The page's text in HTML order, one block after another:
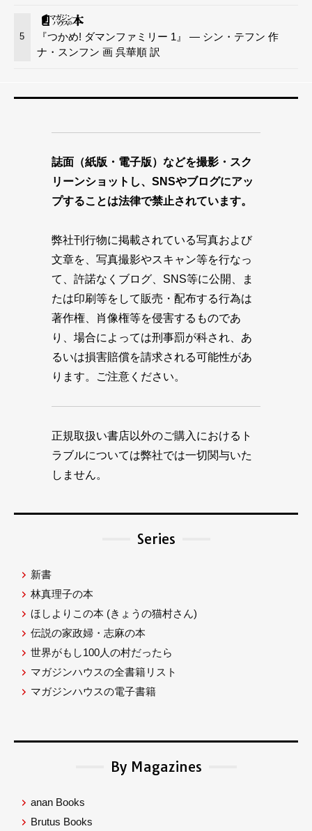
5
『つかめ! ダマンファミリー 1』 — シン・テフン 作
ナ・スンフン 画 呉華順 訳
誌面（紙版・電子版）などを撮影・スク
リーンショットし、SNSやブログにアッ
プすることは法律で禁止されています。
弊社刊行物に掲載されている写真および
文章を、写真撮影やスキャン等を行なっ
て、許諾なくブログ、SNS等に公開、ま
たは印刷等をして販売・配布する行為は
著作権、肖像権等を侵害するものであ
り、場合によっては刑事罰が科され、あ
るいは損害賠償を請求される可能性があ
ります。ご注意ください。
正規取扱い書店以外のご購入におけるト
ラブルについては弊社では一切関与いた
しません。
Series
新書
林真理子の本
ほしよりこの本 (きょうの猫村さん)
伝説の家政婦・志麻の本
世界がもし100人の村だったら
マガジンハウスの全書籍リスト
マガジンハウスの電子書籍
By Magazines
anan Books
Brutus Books